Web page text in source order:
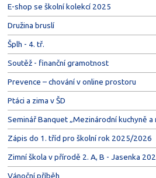
E-shop se školní kolekcí 2025
Družina bruslí
Šplh - 4. tř.
Soutěž - finanční gramotnost
Prevence – chování v online prostoru
Ptáci a zima v ŠD
Seminář Banquet „Mezinárodní kuchyně
Zápis do 1. tříd pro školní rok 2025/2026
Zimní škola v přírodě 2. A, B - Jasenka
Vánoční příběh